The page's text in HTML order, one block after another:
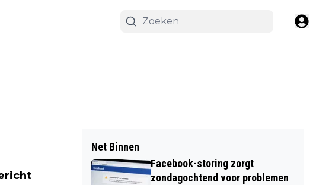
Net Binnen
Facebook-storing zorgt
zondagochtend voor problemen